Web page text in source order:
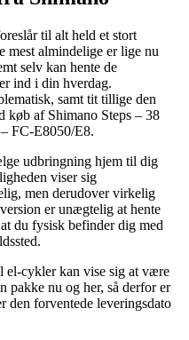
til alt held et stort
mest almindelige er lige nu
selv kan hente de
ind i din hverdag.
samt tit tillige den
køb af Shimano Steps – 38
FC-E8050/E8.
udbringning hjem til dig
viser sig
men derudover virkelig
er unægtelig at hente
du fysisk befinder dig med
el-cykler kan vise sig at være
pakke nu og her, så derfor er
den forventede leveringsdato